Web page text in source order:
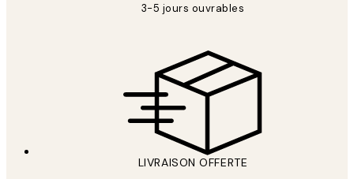
3-5 jours ouvrables
LIVRAISON OFFERTE